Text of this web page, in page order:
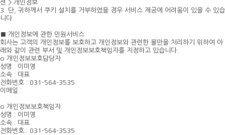
션 > 개인정보
3. 단, 귀하께서 쿠키 설치를 거부하였을 경우 서비스 제공에 어려움이 있을 수 있습
니다.
■ 개인정보에 관한 민원서비스
회사는 고객의 개인정보를 보호하고 개인정보와 관련한 불만을 처리하기 위하여 아
래와 같이 관련 부서 및 개인정보보호책임자를 지정하고 있습니다.
o 개인정보보호담당자
성명 : 이미영
소속 : 대표
전화번호 : 031-564-3535
이메일 :
o 개인정보보호책임자
성명 : 이미영
소속 : 대표
전화번호 : 031-564-3535